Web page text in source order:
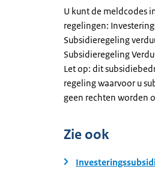
U kunt de meldcodes
regelingen:
Subsidieregeling
Subsidieregeling
Let op: dit
regeling waarvoor u
geen rechten worden
Zie ook